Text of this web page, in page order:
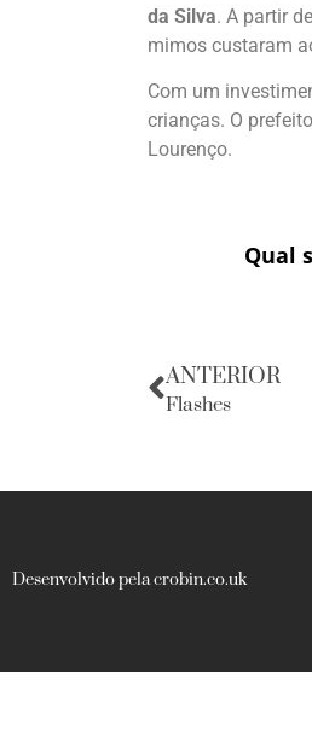
da Silva. A partir
mimos custaram
Com um
crianças. O prefeito
Lourenço.
Qual
ANTERIOR
Flashes
Desenvolvido pela crobin.co.uk